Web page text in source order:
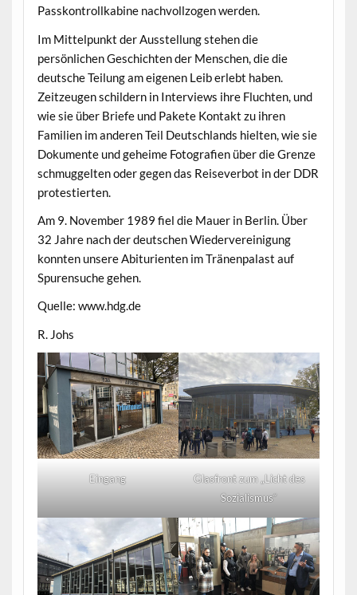
Passkontrollkabine nachvollzogen werden.
Im Mittelpunkt der Ausstellung stehen die
persönlichen Geschichten der Menschen, die die
deutsche Teilung am eigenen Leib erlebt haben.
Zeitzeugen schildern in Interviews ihre Fluchten, und
wie sie über Briefe und Pakete Kontakt zu ihren
Familien im anderen Teil Deutschlands hielten, wie sie
Dokumente und geheime Fotografien über die Grenze
schmuggelten oder gegen das Reiseverbot in der DDR
protestierten.
Am 9. November 1989 fiel die Mauer in Berlin. Über
32 Jahre nach der deutschen Wiedervereinigung
konnten unsere Abiturienten im Tränenpalast auf
Spurensuche gehen.
Quelle: www.hdg.de
R. Johs
Eingang
Glasfront zum „Licht des
Sozialismus“